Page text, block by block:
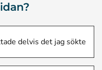
delvis det jag sökte